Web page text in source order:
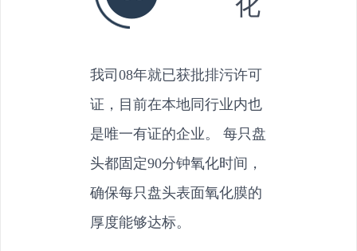
我司08年就已获批排污许可
证，目前在本地同行业内也
是唯一有证的企业。 每只盘
头都固定90分钟氧化时间，
确保每只盘头表面氧化膜的
厚度能够达标。